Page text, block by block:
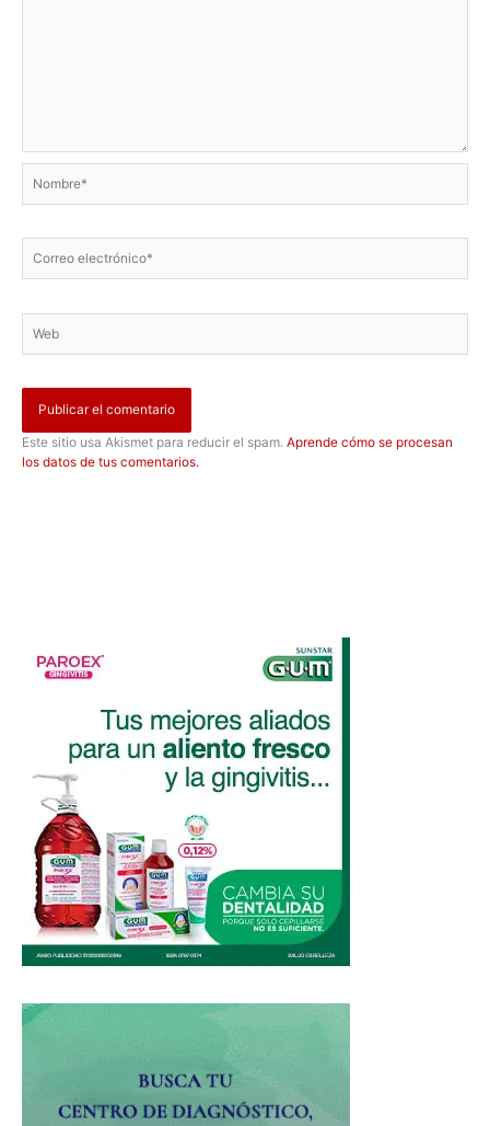
electrónico*
Este sitio usa Akismet para reducir el spam. Aprende cómo se procesan
los datos de tus comentarios.